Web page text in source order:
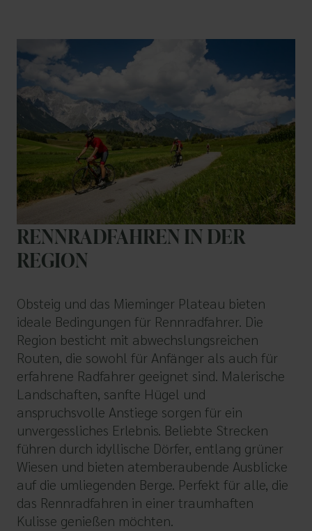
RENNRADFAHREN IN DER
REGION
Obsteig und das Mieminger Plateau bieten
ideale Bedingungen für Rennradfahrer. Die
Region besticht mit abwechslungsreichen
Routen, die sowohl für Anfänger als auch für
erfahrene Radfahrer geeignet sind. Malerische
Landschaften, sanfte Hügel und
anspruchsvolle Anstiege sorgen für ein
unvergessliches Erlebnis. Beliebte Strecken
führen durch idyllische Dörfer, entlang grüner
Wiesen und bieten atemberaubende Ausblicke
auf die umliegenden Berge. Perfekt für alle, die
das Rennradfahren in einer traumhaften
Kulisse genießen möchten.